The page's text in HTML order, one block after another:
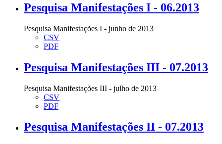
Pesquisa Manifestações I - 06.2013
Pesquisa Manifestações I - junho de 2013
CSV
PDF
Pesquisa Manifestações III - 07.2013
Pesquisa Manifestações III - julho de 2013
CSV
PDF
Pesquisa Manifestações II - 07.2013